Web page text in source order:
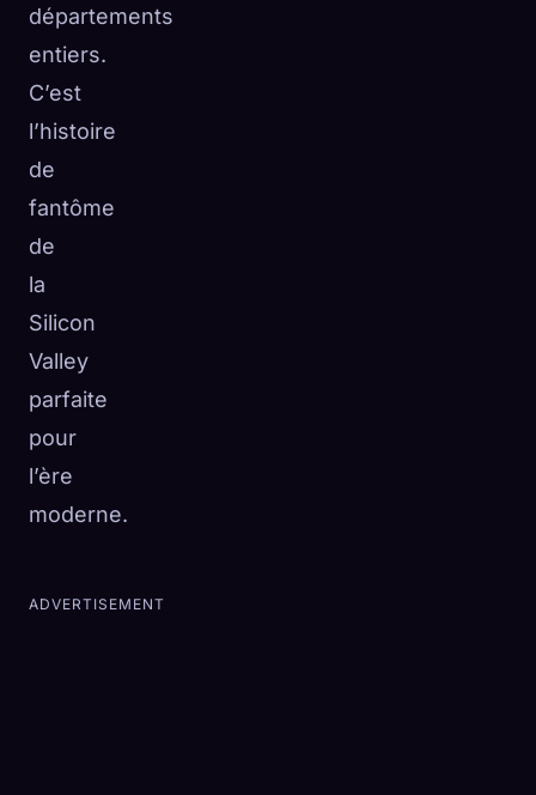
départements
entiers.
C’est
l’histoire
de
fantôme
de
la
Silicon
Valley
parfaite
pour
l’ère
moderne.
ADVERTISEMENT